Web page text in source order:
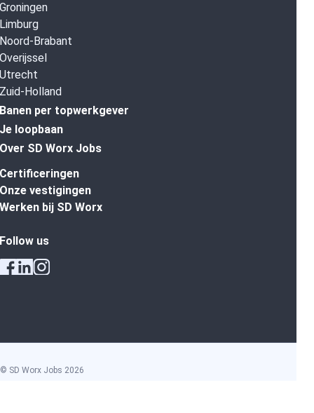
Groningen
Limburg
Noord-Brabant
Overijssel
Utrecht
Zuid-Holland
Banen per topwerkgever
Je loopbaan
Over SD Worx Jobs
Certificeringen
Onze vestigingen
Werken bij SD Worx
Follow us
© SD Worx Jobs 2026